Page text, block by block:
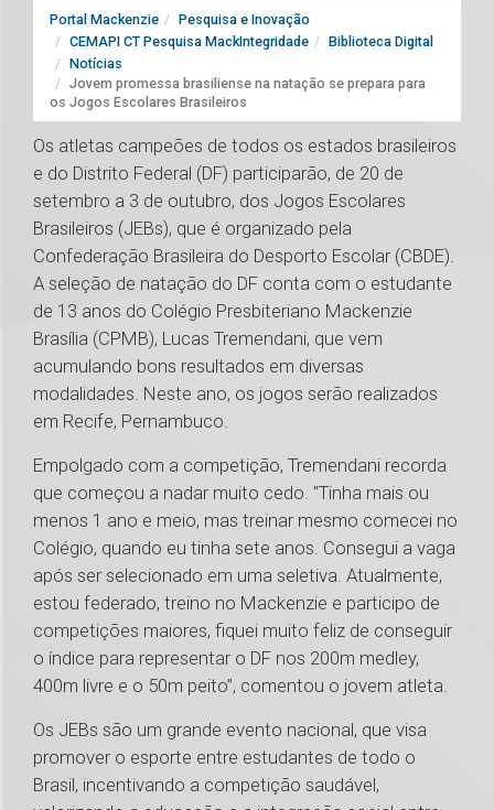
Portal Mackenzie
Pesquisa e Inovação
CEMAPI CT Pesquisa MackIntegridade
Biblioteca Digital
Notícias
Jovem promessa brasiliense na natação se prepara para
os Jogos Escolares Brasileiros
Os atletas campeões de todos os estados brasileiros
e do Distrito Federal (DF) participarão, de 20 de
setembro a 3 de outubro, dos Jogos Escolares
Brasileiros (JEBs), que é organizado pela
Confederação Brasileira do Desporto Escolar (CBDE).
A seleção de natação do DF conta com o estudante
de 13 anos do Colégio Presbiteriano Mackenzie
Brasília (CPMB), Lucas Tremendani, que vem
acumulando bons resultados em diversas
modalidades. Neste ano, os jogos serão realizados
em Recife, Pernambuco.
Empolgado com a competição, Tremendani recorda
que começou a nadar muito cedo. "Tinha mais ou
menos 1 ano e meio, mas treinar mesmo comecei no
Colégio, quando eu tinha sete anos. Consegui a vaga
após ser selecionado em uma seletiva. Atualmente,
estou federado, treino no Mackenzie e participo de
competições maiores, fiquei muito feliz de conseguir
o índice para representar o DF nos 200m medley,
400m livre e o 50m peito”, comentou o jovem atleta.
Os JEBs são um grande evento nacional, que visa
promover o esporte entre estudantes de todo o
Brasil, incentivando a competição saudável,